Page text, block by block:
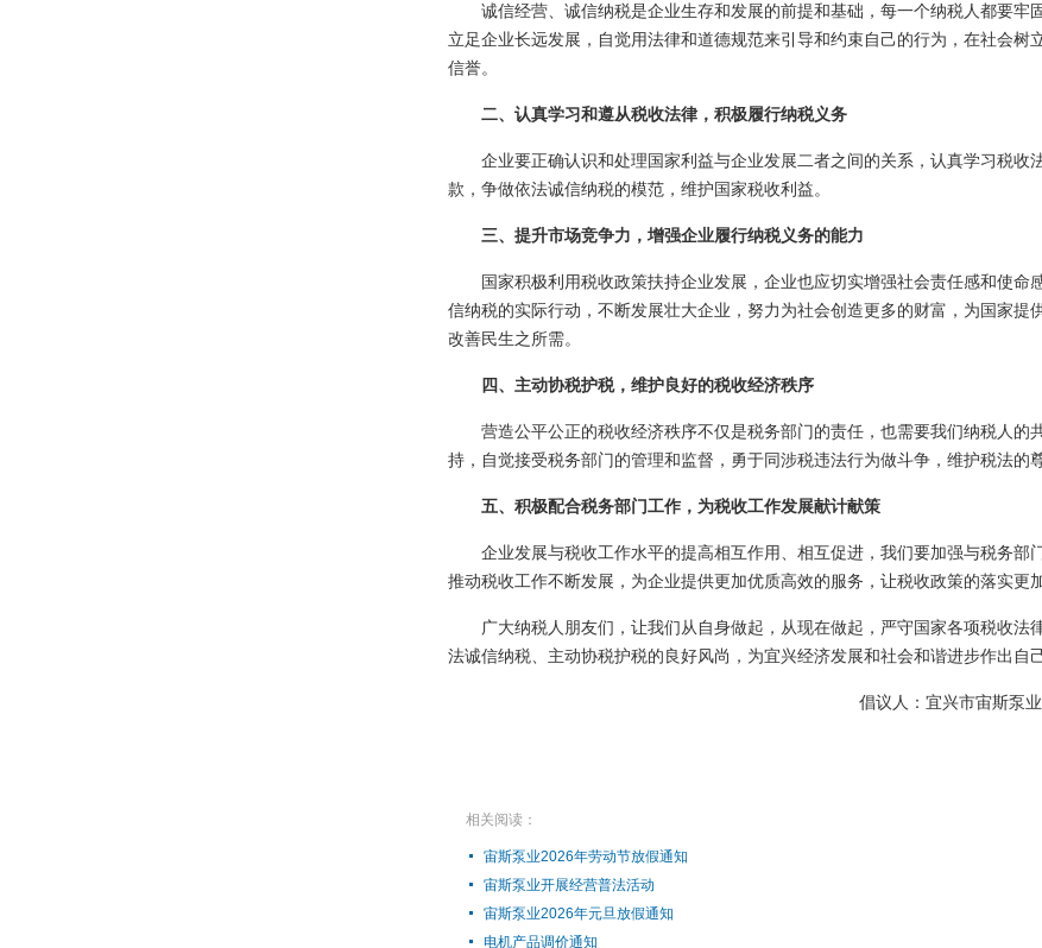
诚信经营、诚信纳税是企业生存和发展的前提和基础，每一个纳税人都要牢
立足企业长远发展，自觉用法律和道德规范来引导和约束自己的行为，在社会树
信誉。
二、认真学习和遵从税收法律，积极履行纳税义务
企业要正确认识和处理国家利益与企业发展二者之间的关系，认真学习税收
款，争做依法诚信纳税的模范，维护国家税收利益。
三、提升市场竞争力，增强企业履行纳税义务的能力
国家积极利用税收政策扶持企业发展，企业也应切实增强社会责任感和使命
信纳税的实际行动，不断发展壮大企业，努力为社会创造更多的财富，为国家提
改善民生之所需。
四、主动协税护税，维护良好的税收经济秩序
营造公平公正的税收经济秩序不仅是税务部门的责任，也需要我们纳税人的
持，自觉接受税务部门的管理和监督，勇于同涉税违法行为做斗争，维护税法的尊
五、积极配合税务部门工作，为税收工作发展献计献策
企业发展与税收工作水平的提高相互作用、相互促进，我们要加强与税务部
推动税收工作不断发展，为企业提供更加优质高效的服务，让税收政策的落实更
广大纳税人朋友们，让我们从自身做起，从现在做起，严守国家各项税收法
法诚信纳税、主动协税护税的良好风尚，为宜兴经济发展和社会和谐进步作出自
倡议人：宜兴市宙斯泵
相关阅读：
宙斯泵业2026年劳动节放假通知
宙斯泵业开展经营普法活动
宙斯泵业2026年元旦放假通知
电机产品调价通知